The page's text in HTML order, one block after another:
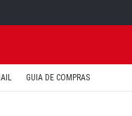
GUIA DE COMPRAS